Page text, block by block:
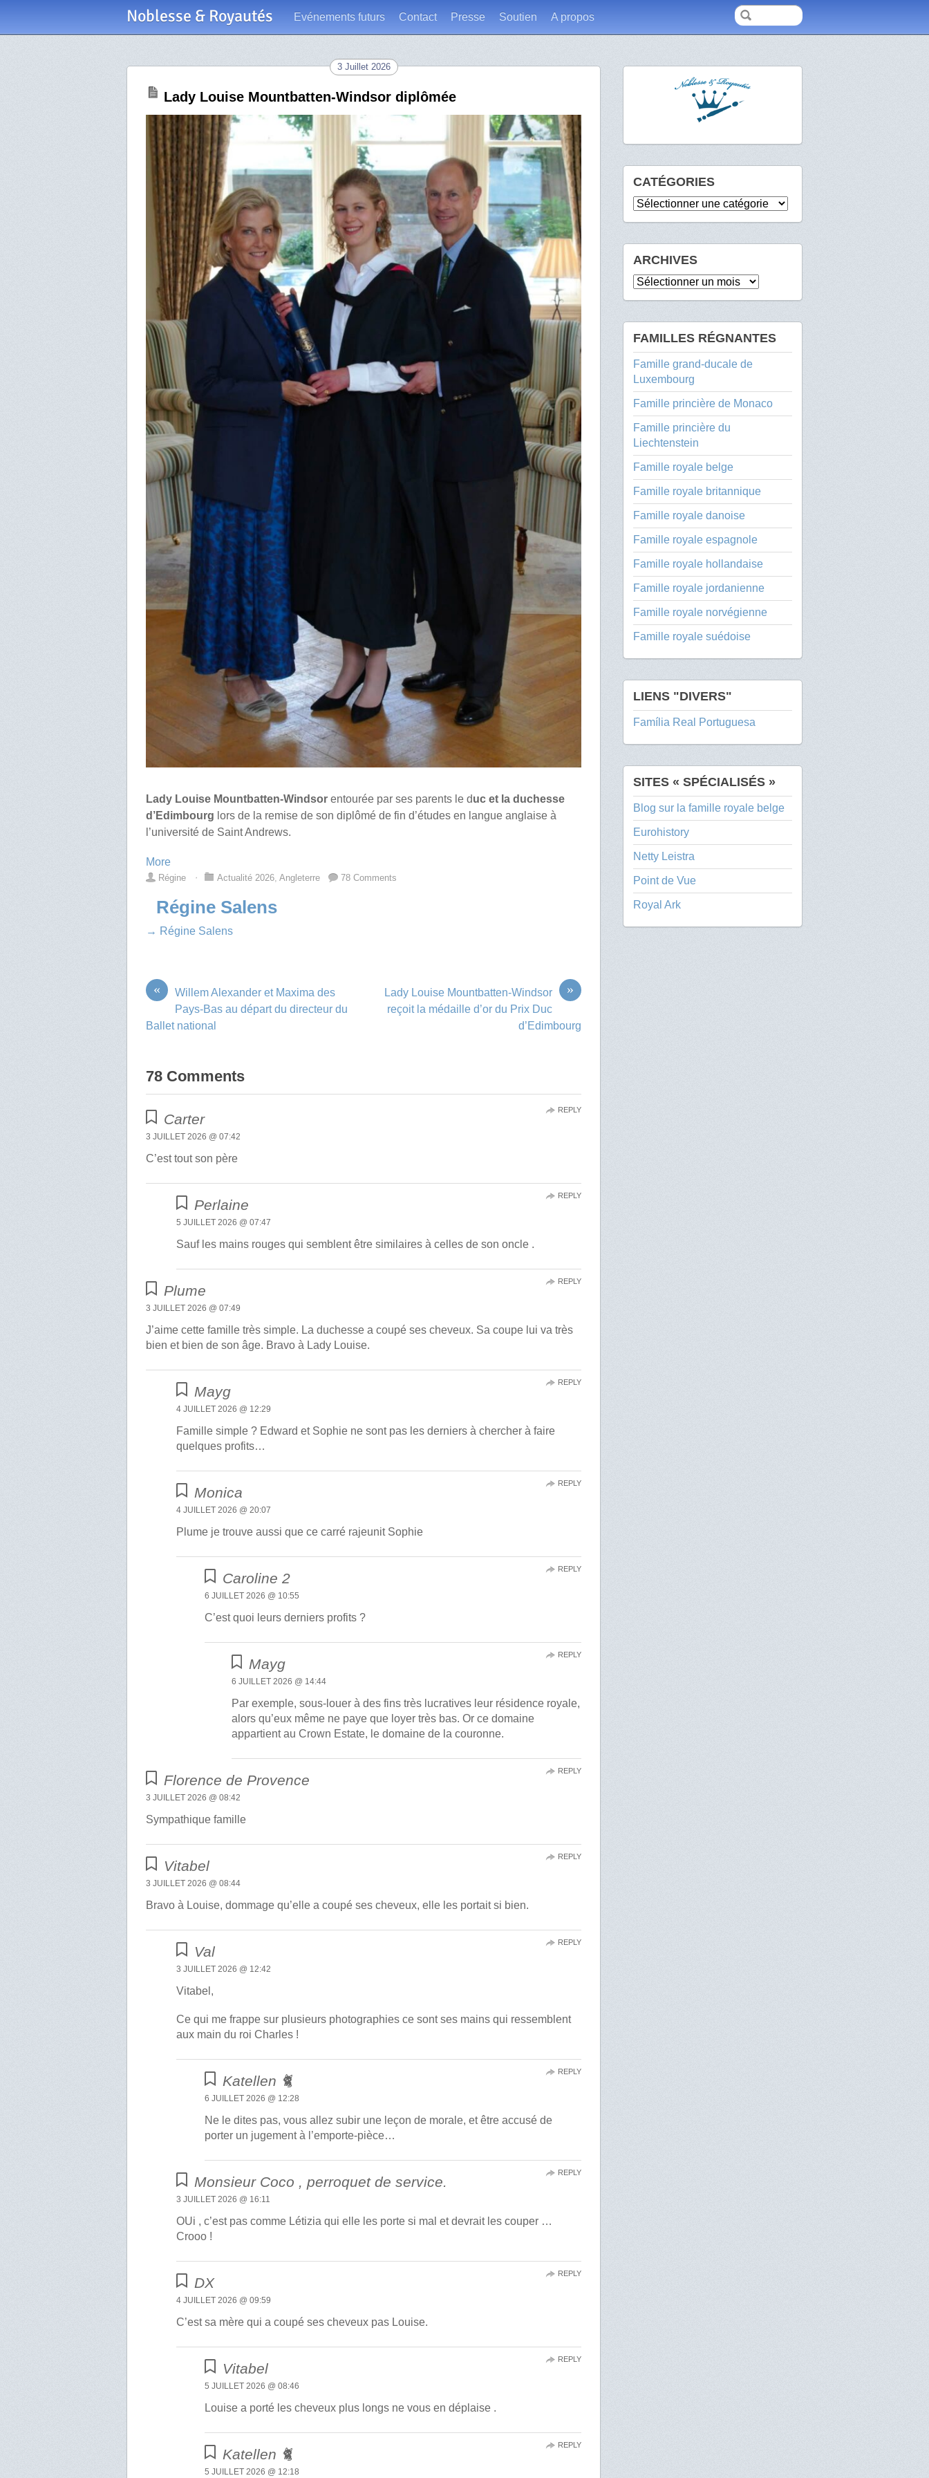
Noblesse & Royautés Evénements futurs Contact Presse Soutien A propos
3 Juillet 2026
Lady Louise Mountbatten-Windsor diplômée
Lady Louise Mountbatten-Windsor entourée par ses parents le duc et la duchesse
d’Edimbourg lors de la remise de son diplômé de fin d’études en langue anglaise à
l’université de Saint Andrews.
More
Régine ⋅ Actualité 2026,Angleterre 78 Comments
Régine Salens
→ Régine Salens
«
Willem Alexander et Maxima des
Pays-Bas au départ du directeur du
Ballet national
»
Lady Louise Mountbatten-Windsor
reçoit la médaille d’or du Prix Duc
d’Edimbourg
78 Comments
Carter
3 JUILLET 2026 @ 07:42
C’est tout son père
REPLY
Perlaine
5 JUILLET 2026 @ 07:47
Sauf les mains rouges qui semblent être similaires à celles de son oncle .
REPLY
Plume
3 JUILLET 2026 @ 07:49
J’aime cette famille très simple. La duchesse a coupé ses cheveux. Sa coupe lui va très
bien et bien de son âge. Bravo à Lady Louise.
REPLY
Mayg
4 JUILLET 2026 @ 12:29
Famille simple ? Edward et Sophie ne sont pas les derniers à chercher à faire
quelques profits…
REPLY
Monica
4 JUILLET 2026 @ 20:07
Plume je trouve aussi que ce carré rajeunit Sophie
REPLY
Caroline 2
6 JUILLET 2026 @ 10:55
C’est quoi leurs derniers profits ?
REPLY
Mayg
6 JUILLET 2026 @ 14:44
Par exemple, sous-louer à des fins très lucratives leur résidence royale,
alors qu’eux même ne paye que loyer très bas. Or ce domaine
appartient au Crown Estate, le domaine de la couronne.
REPLY
Florence de Provence
3 JUILLET 2026 @ 08:42
Sympathique famille
REPLY
Vitabel
3 JUILLET 2026 @ 08:44
Bravo à Louise, dommage qu’elle a coupé ses cheveux, elle les portait si bien.
REPLY
Val
3 JUILLET 2026 @ 12:42
Vitabel,
Ce qui me frappe sur plusieurs photographies ce sont ses mains qui ressemblent
aux main du roi Charles !
REPLY
Katellen 🐈
6 JUILLET 2026 @ 12:28
Ne le dites pas, vous allez subir une leçon de morale, et être accusé de
porter un jugement à l’emporte-pièce…
REPLY
Monsieur Coco , perroquet de service.
3 JUILLET 2026 @ 16:11
OUi , c’est pas comme Létizia qui elle les porte si mal et devrait les couper …
Crooo !
REPLY
DX
4 JUILLET 2026 @ 09:59
C’est sa mère qui a coupé ses cheveux pas Louise.
REPLY
Vitabel
5 JUILLET 2026 @ 08:46
Louise a porté les cheveux plus longs ne vous en déplaise .
REPLY
Katellen 🐈
5 JUILLET 2026 @ 12:18
REPLY
CATÉGORIES
Catégories
ARCHIVES
Archives
FAMILLES RÉGNANTES
Famille grand-ducale de
Luxembourg
Famille princière de Monaco
Famille princière du
Liechtenstein
Famille royale belge
Famille royale britannique
Famille royale danoise
Famille royale espagnole
Famille royale hollandaise
Famille royale jordanienne
Famille royale norvégienne
Famille royale suédoise
LIENS "DIVERS"
Família Real Portuguesa
SITES « SPÉCIALISÉS »
Blog sur la famille royale belge
Eurohistory
Netty Leistra
Point de Vue
Royal Ark